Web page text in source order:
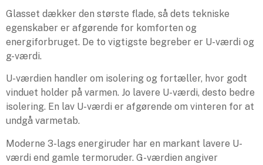
Glasset dækker den største flade, så dets tekniske
egenskaber er afgørende for komforten og
energiforbruget. De to vigtigste begreber er U-værdi og
g-værdi.
U-værdien handler om isolering og fortæller, hvor godt
vinduet holder på varmen. Jo lavere U-værdi, desto bedre
isolering. En lav U-værdi er afgørende om vinteren for at
undgå varmetab.
Moderne 3-lags energiruder har en markant lavere U-
værdi end gamle termoruder. G-værdien angiver